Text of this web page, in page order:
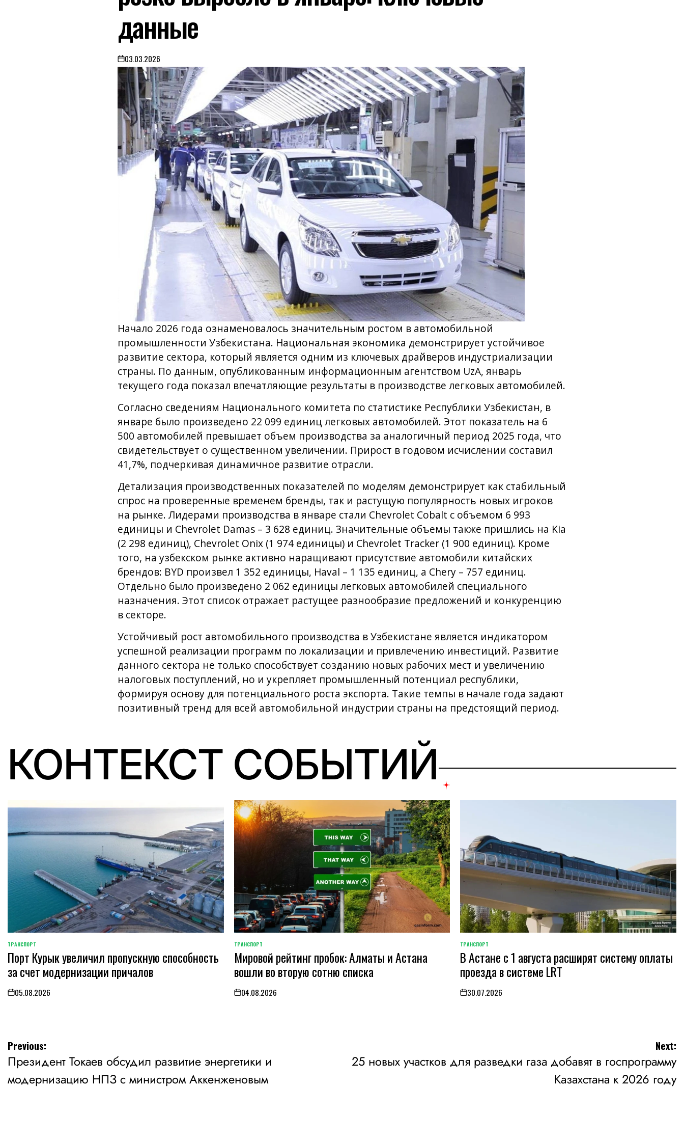
данные
on03.03.2026
Начало 2026 года ознаменовалось значительным ростом в автомобильной
промышленности Узбекистана. Национальная экономика демонстрирует устойчивое
развитие сектора, который является одним из ключевых драйверов индустриализации
страны. По данным, опубликованным информационным агентством UzA, январь
текущего года показал впечатляющие результаты в производстве легковых автомобилей.
Согласно сведениям Национального комитета по статистике Республики Узбекистан, в
январе было произведено 22 099 единиц легковых автомобилей. Этот показатель на 6
500 автомобилей превышает объем производства за аналогичный период 2025 года, что
свидетельствует о существенном увеличении. Прирост в годовом исчислении составил
41,7%, подчеркивая динамичное развитие отрасли.
Детализация производственных показателей по моделям демонстрирует как стабильный
спрос на проверенные временем бренды, так и растущую популярность новых игроков
на рынке. Лидерами производства в январе стали Chevrolet Cobalt с объемом 6 993
единицы и Chevrolet Damas – 3 628 единиц. Значительные объемы также пришлись на Kia
(2 298 единиц), Chevrolet Onix (1 974 единицы) и Chevrolet Tracker (1 900 единиц). Кроме
того, на узбекском рынке активно наращивают присутствие автомобили китайских
брендов: BYD произвел 1 352 единицы, Haval – 1 135 единиц, а Chery – 757 единиц.
Отдельно было произведено 2 062 единицы легковых автомобилей специального
назначения. Этот список отражает растущее разнообразие предложений и конкуренцию
в секторе.
Устойчивый рост автомобильного производства в Узбекистане является индикатором
успешной реализации программ по локализации и привлечению инвестиций. Развитие
данного сектора не только способствует созданию новых рабочих мест и увеличению
налоговых поступлений, но и укрепляет промышленный потенциал республики,
формируя основу для потенциального роста экспорта. Такие темпы в начале года задают
позитивный тренд для всей автомобильной индустрии страны на предстоящий период.
КОНТЕКСТ СОБЫТИЙ
POSTED
IN
ТРАНСПОРТ
Порт Курык увеличил пропускную способность
за счет модернизации причалов
on05.08.2026
POSTED
IN
ТРАНСПОРТ
Мировой рейтинг пробок: Алматы и Астана
вошли во вторую сотню списка
on04.08.2026
POSTED
IN
ТРАНСПОРТ
В Астане с 1 августа расширят систему оплаты
проезда в системе LRT
on30.07.2026
Навигация
по
записям
Previous:
Президент Токаев обсудил развитие энергетики и
модернизацию НПЗ с министром Аккенженовым
Next:
25 новых участков для разведки газа добавят в госпрограмму
Казахстана к 2026 году